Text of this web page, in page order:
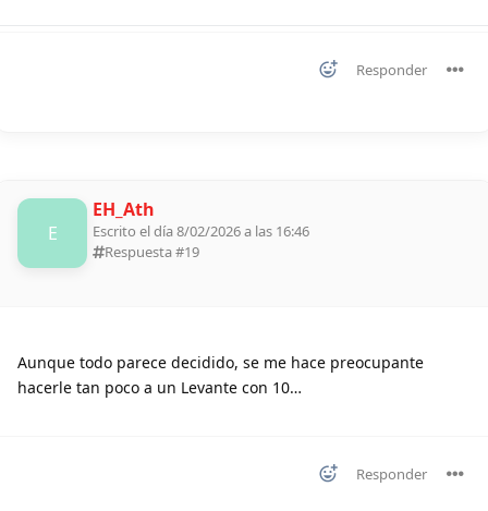
Responder
E
EH_Ath
Escrito el día 8/02/2026 a las 16:46
Respuesta #19
Aunque todo parece decidido, se me hace preocupante
hacerle tan poco a un Levante con 10…
Responder